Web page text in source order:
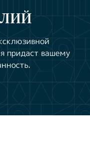
придаст вашему